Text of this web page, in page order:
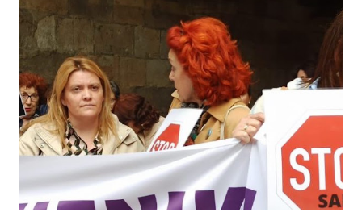
por un presunto maestro egipcio llegado desde el Nilo
para educar a los niños de la villa romana. Mi informador y
yo hacíamos risas ante la casualidad de las casualidades:
Euskadi era de nuevo pionera. Ibarretxe dormía entonces
en Ajuria Enea y no paraba de contar a tirios y troyanos que
Euskal Herria era un pueblo con 7.000 años de antigüedad.
Por fin llegaba la arqueología para confirmar sus teorías.
Tuvo que ser su consejera de Cultura y portavoz Miren
Azkarate ...